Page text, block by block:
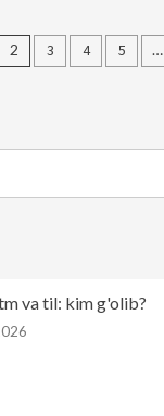
2 3 4 5 …
va til: kim g'olib?